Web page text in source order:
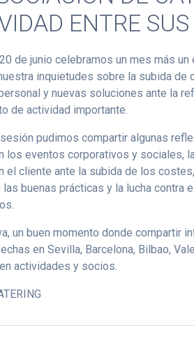
ENTRE
de junio celebramos un mes más
inquietudes sobre la subida
y nuevas soluciones ante la
de actividad importante.
sesión pudimos compartir algunas
los eventos corporativos y sociales,
el cliente ante la subida de los
las buenas prácticas y la lucha
un buen momento donde compartir
en Sevilla, Barcelona, Bilbao,
actividades y socios.